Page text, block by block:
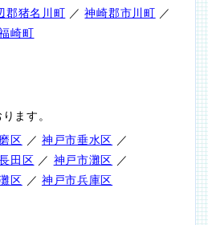
郡猪名川町 ／神崎郡市川町 ／
崎町
ます。
区 ／ 神戸市垂水区 ／
田区 ／ 神戸市灘区 ／
区 ／ 神戸市兵庫区